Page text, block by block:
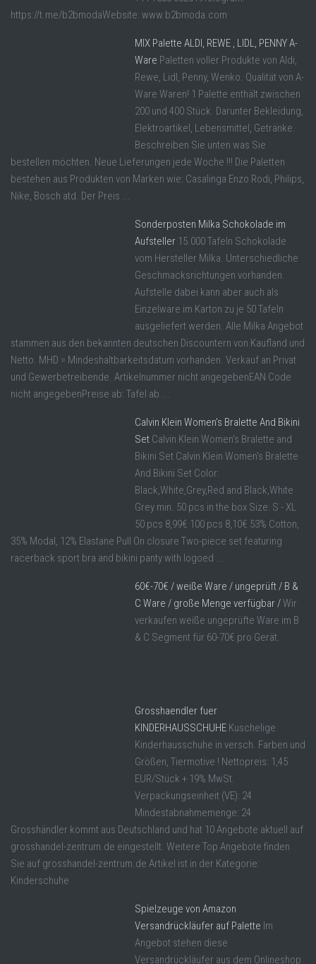
https://t.me/b2bmodaWebsite: www.b2bmoda.com
MIX Palette ALDI, REWE , LIDL, PENNY A-
Ware Paletten voller Produkte von Aldi,
Rewe, Lidl, Penny, Wenko. Qualität von A-
Ware Waren! 1 Palette enthält zwischen
200 und 400 Stück. Darunter Bekleidung,
Elektroartikel, Lebensmittel, Getränke.
Beschreiben Sie unten was Sie
bestellen möchten. Neue Lieferungen jede Woche !!! Die Paletten
bestehen aus Produkten von Marken wie: Casalinga Enzo Rodi, Philips,
Nike, Bosch atd. Der Preis ...
Sonderposten Milka Schokolade im
Aufsteller 15.000 Tafeln Schokolade
vom Hersteller Milka. Unterschiedliche
Geschmacksrichtungen vorhanden.
Aufstelle dabei kann aber auch als
Einzelware im Karton zu je 50 Tafeln
ausgeliefert werden. Alle Milka Angebot
stammen aus den bekannten deutschen Discountern von Kaufland und
Netto. MHD = Mindeshaltbarkeitsdatum vorhanden. Verkauf an Privat
und Gewerbetreibende. Artikelnummer nicht angegebenEAN Code
nicht angegebenPreise ab: Tafel ab ...
Calvin Klein Women’s Bralette And Bikini
Set Calvin Klein Women's Bralette and
Bikini Set Calvin Klein Women's Bralette
And Bikini Set Color:
Black,White,Grey,Red and Black,White
Grey min. 50 pcs in the box Size: S - XL
50 pcs 8,99€ 100 pcs 8,10€ 53% Cotton,
35% Modal, 12% Elastane Pull On closure Two-piece set featuring
racerback sport bra and bikini panty with logoed ...
60€-70€ / weiße Ware / ungeprüft / B &
C Ware / große Menge verfügbar /Wir
verkaufen weiße ungeprüfte Ware im B
& C Segment für 60-70€ pro Gerät.
Grosshaendler fuer
KINDERHAUSSCHUHE Kuschelige
Kinderhausschuhe in versch. Farben und
Größen, Tiermotive ! Nettopreis: 1,45
EUR/Stück + 19% MwSt.
Verpackungseinheit (VE): 24
Mindestabnahmemenge: 24
Grosshändler kommt aus Deutschland und hat 10 Angebote aktuell auf
grosshandel-zentrum.de eingestellt. Weitere Top Angebote finden
Sie auf grosshandel-zentrum.de Artikel ist in der Kategorie:
Kinderschuhe
Spielzeuge von Amazon
Versandrückläufer auf Palette Im
Angebot stehen diese
Versandrückläufer aus dem Onlineshop